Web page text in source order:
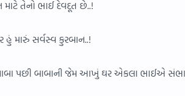
તેનો ભાઈ દેવદૂત છે..!
હું મારું સર્વસ્વ કુરબાન..!
પછી બાબાની જેમ આખું ઘર એકલા ભાઈએ